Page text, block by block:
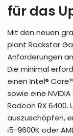
für das
Mit den neuen
plant Rockstar
Anforderungen
Die minimal
einen Intel®
sowie eine
Radeon RX
auszuschöpfen,
i5-9600K oder